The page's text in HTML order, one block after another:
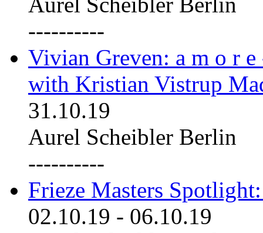
----------
Vivian Greven: a m o r
with Kristian Vistrup
31.10.19
Aurel Scheibler Berlin
----------
Frieze Masters
02.10.19 - 06.10.19